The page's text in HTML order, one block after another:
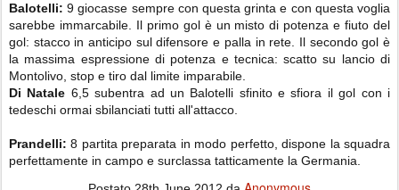
Balotelli: 9 giocasse sempre con questa grinta e con questa voglia
sarebbe immarcabile. Il primo gol è un misto di potenza e fiuto del
gol: stacco in anticipo sul difensore e palla in rete. Il secondo gol è
la massima espressione di potenza e tecnica: scatto su lancio di
Montolivo, stop e tiro dal limite imparabile.
Di Natale 6,5 subentra ad un Balotelli sfinito e sfiora il gol con i
tedeschi ormai sbilanciati tutti all'attacco.
Prandelli: 8 partita preparata in modo perfetto, dispone la squadra
perfettamente in campo e surclassa tatticamente la Germania.